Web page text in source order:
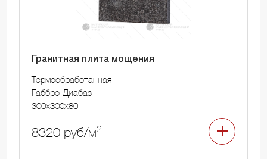
Гранитная плита мощения
Термообработанная
Габбро-Диабаз
300x300x80
8320 руб/м2